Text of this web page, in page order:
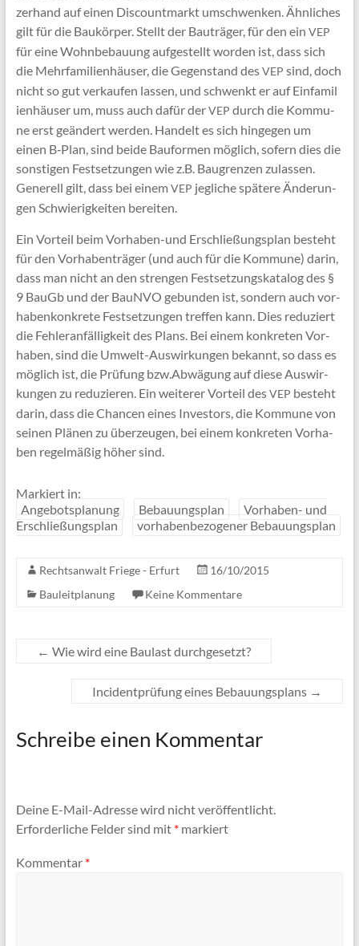
zer­hand auf einen Dis­count­markt umschwen­ken. Ähn­li­ches
gilt für die Bau­kör­per. Stellt der Bau­trä­ger, für den ein VEP
für eine Wohn­be­bau­ung auf­ge­stellt wor­den ist, dass sich
die Mehr­fa­mi­li­en­häu­ser, die Gegen­stand desVEP sind, doch
nicht so gut ver­kau­fen las­sen, und schwenkt er auf Ein­fa­mi­l
i­en­häu­ser um, muss auch dafür derVEP durch die Kom­mu­
ne erst geän­dert wer­den. Han­delt es sich hin­ge­gen um
einen B‑Plan, sind bei­de Bau­for­men mög­lich, sofern dies die
sons­ti­gen Fest­set­zun­gen wie z.B. Bau­gren­zen zulas­sen.
Gene­rell gilt, dass bei einemVEP jeg­li­che spä­te­re Ände­run­
gen Schwie­rig­kei­ten bereiten.
Ein Vor­teil beim Vor­ha­ben-und Erschlie­ßungs­plan besteht
für den Vor­ha­ben­trä­ger (und auch für die Kom­mu­ne) dar­in,
dass man nicht an den stren­gen Fest­set­zungs­ka­ta­log des §
9 BauGb und der BauN­VO gebun­den ist, son­dern auch vor­
ha­ben­kon­kre­te Fest­set­zun­gen tref­fen kann. Dies redu­ziert
die Feh­ler­an­fäl­lig­keit des Plans. Bei einem kon­kre­ten Vor­
ha­ben, sind die Umwelt-Aus­wir­kun­gen bekannt, so dass es
mög­lich ist, die Prü­fung bzw.Abwägung auf die­se Aus­wir­
kun­gen zu redu­zie­ren. Ein wei­te­rer Vor­teil desVEP besteht
dar­in, dass die Chan­cen eines Inves­tors, die Kom­mu­ne von
sei­nen Plä­nen zu über­zeu­gen, bei einem kon­kre­ten Vor­ha­
ben regel­mä­ßig höher sind.
Markiert in:
Angebotsplanung
Bebauungsplan
Vorhaben- und
Erschließungsplan
vorhabenbezogener Bebauungsplan
Rechtsanwalt Friege - Erfurt
16/10/2015
Bauleitplanung
Keine Kommentare
← Wie wird eine Baulast durchgesetzt?
Incidentprüfung eines Bebauungsplans →
Schreibe einen Kommentar
Deine E-Mail-Adresse wird nicht veröffentlicht.
Erforderliche Felder sind mit *markiert
Kommentar *